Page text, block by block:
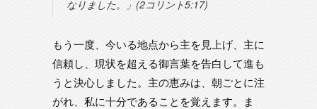
なりました。」(2コリント5:17)
もう一度、今いる地点から主を見上げ、主に
信頼し、現状を超える御言葉を告白して進も
うと決心しました。主の恵みは、朝ごとに注
がれ、私に十分であることを覚えます。ま